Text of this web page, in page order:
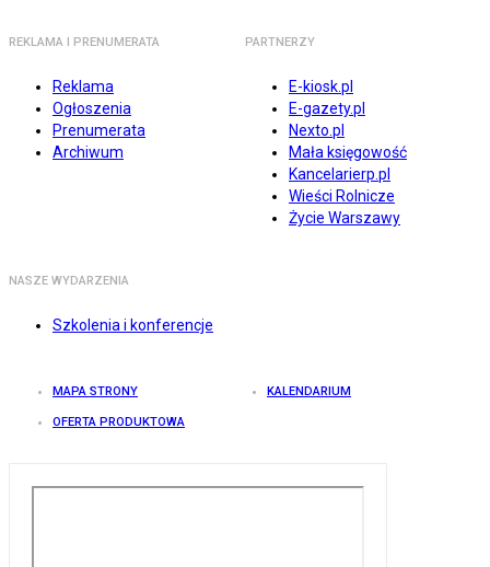
REKLAMA I PRENUMERATA
Reklama
Ogłoszenia
Prenumerata
Archiwum
PARTNERZY
E-kiosk.pl
E-gazety.pl
Nexto.pl
Mała księgowość
Kancelarierp.pl
Wieści Rolnicze
Życie Warszawy
NASZE WYDARZENIA
Szkolenia i konferencje
MAPA STRONY KALENDARIUM
OFERTA PRODUKTOWA